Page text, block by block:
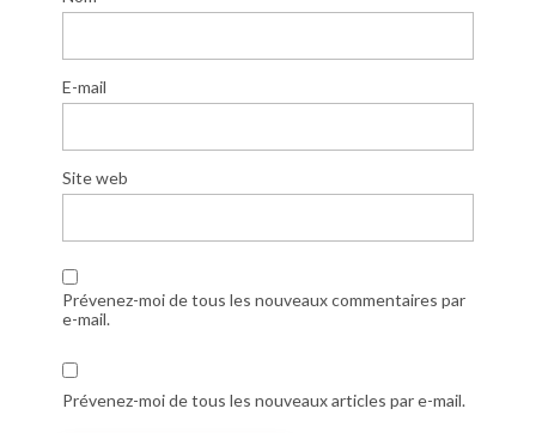
E-mail
Site web
Prévenez-moi de tous les nouveaux commentaires par
e-mail.
Prévenez-moi de tous les nouveaux articles par e-mail.